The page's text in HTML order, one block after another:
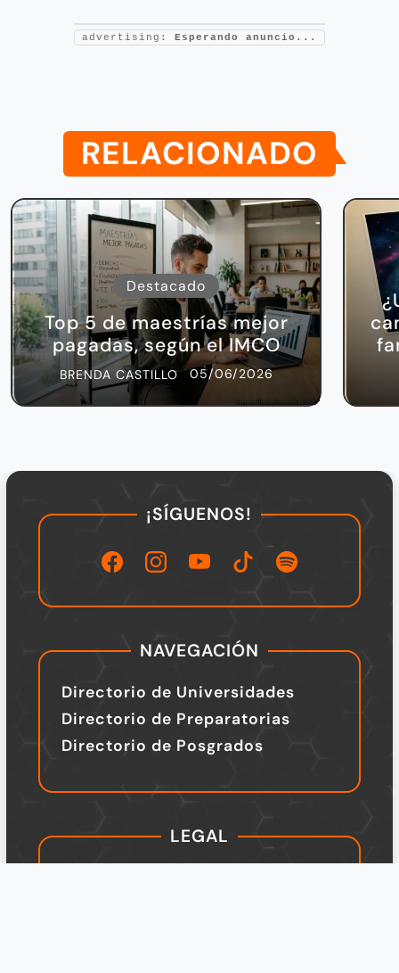
advertising: Esperando anuncio...
RELACIONADO
Destacado
Top 5 de maestrías mejor
pagadas, según el IMCO
BRENDA CASTILLO 05/06/2026
¡SÍGUENOS!
NAVEGACIÓN
Directorio de Universidades
Directorio de Preparatorias
Directorio de Posgrados
LEGAL